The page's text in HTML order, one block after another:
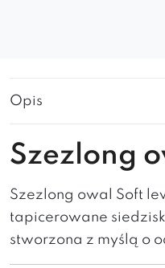
Opis
Szezlong
Szezlong owal Soft
tapicerowane
stworzona z myślą o